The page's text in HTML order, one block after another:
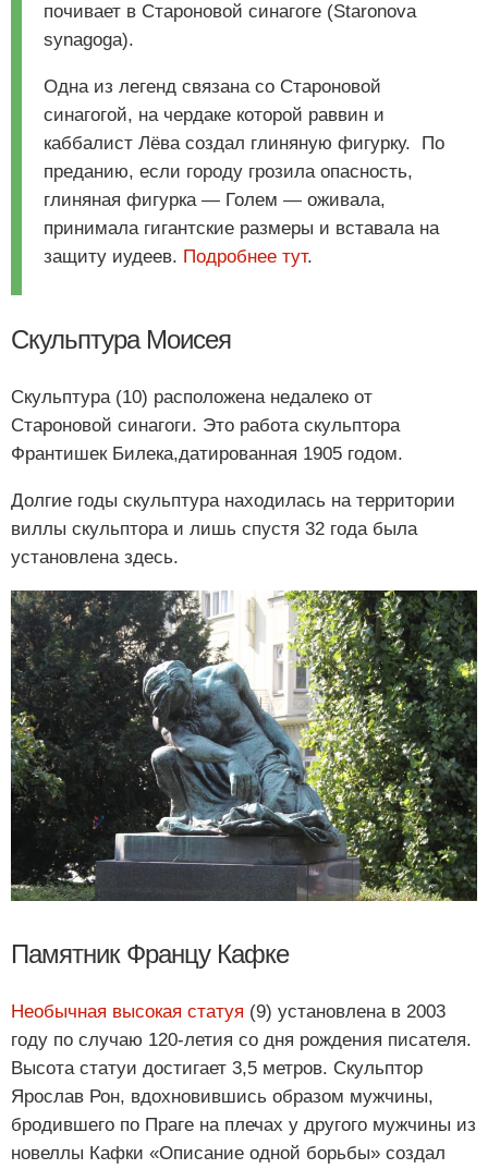
почивает в Староновой синагоге (Staronova
synagoga).
Одна из легенд связана со Староновой
синагогой, на чердаке которой раввин и
каббалист Лёва создал глиняную фигурку. По
преданию, если городу грозила опасность,
глиняная фигурка — Голем — оживала,
принимала гигантские размеры и вставала на
защиту иудеев. Подробнее тут.
Скульптура Моисея
Скульптура (10) расположена недалеко от
Староновой синагоги. Это работа скульптора
Франтишек Билека,датированная 1905 годом.
Долгие годы скульптура находилась на территории
виллы скульптора и лишь спустя 32 года была
установлена здесь.
Памятник Францу Кафке
Необычная высокая статуя (9) установлена в 2003
году по случаю 120-летия со дня рождения писателя.
Высота статуи достигает 3,5 метров. Скульптор
Ярослав Рон, вдохновившись образом мужчины,
бродившего по Праге на плечах у другого мужчины из
новеллы Кафки «Описание одной борьбы» создал